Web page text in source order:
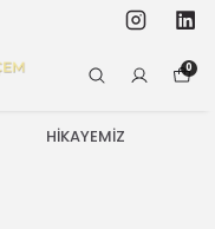
0
HİKAYEMİZ